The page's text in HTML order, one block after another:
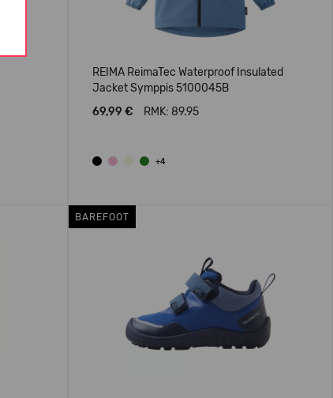
REIMA ReimaTec Waterproof Insulated
Jacket Symppis 5100045B
69,99 €
RMK: 89.95
+4
BAREFOOT